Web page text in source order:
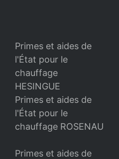
Primes et aides de
l'État pour le
chauffage
HESINGUE
Primes et aides de
l'État pour le
chauffage ROSENAU
Primes et aides de